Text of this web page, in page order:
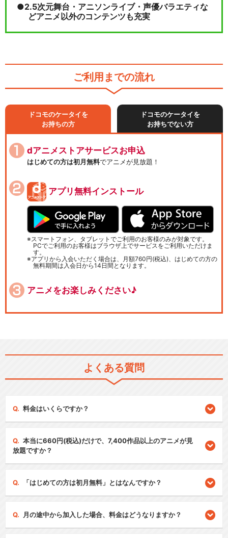
2.5次元舞台・アニソンライブ・声優バラエティな
どアニメ以外のコンテンツも充実
ご利用までの流れ
ドコモのケータイを
お持ちの方
ドコモのケータイを
お持ちでない方
dアニメストアサービスお申込
はじめての方は初月無料でアニメが見放題！
アプリ無料インストール
スマートフォン、タブレットでご利用のお客様のみが対象です。
PCでご利用のお客様はブラウザ上でサービスをご利用いただけま
す。
アプリから入会いただく場合は、月額760円(税込)、はじめての方の
無料期間は入会日から14日間となります。
アニメをお楽しみください♪
よくある質問
料金はいくらですか？
本当に660円(税込)だけで、7,400作品以上のアニメが見
放題ですか？
「はじめての方は初月無料」とはなんですか？
月の途中から加入した場合、料金はどうなりますか？